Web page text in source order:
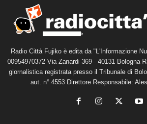
Radio Città Fujiko è edita da "L'Informazione
00954970372 Via Zanardi 369 - 40131 Bologna
giornalistica registrata presso il Tribunale di
aut. n° 4553 Direttore Responsabile: